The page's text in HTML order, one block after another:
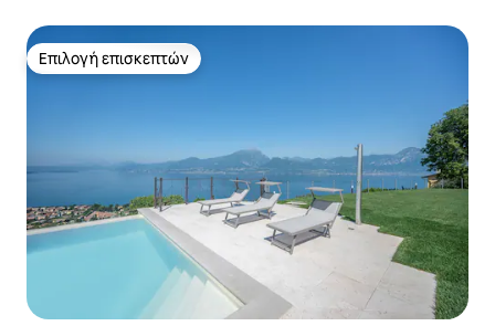
Επιλογή επισκεπτών
Επιλογή επισκεπτών